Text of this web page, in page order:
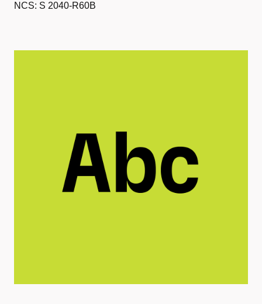
NCS: S 2040-R60B